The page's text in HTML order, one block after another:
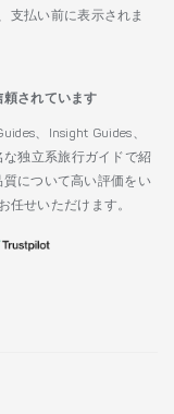
支払い前に表示されま
されています
、Insight Guides、
な独立系旅行ガイドで紹
について高い評価をい
任せいただけます。